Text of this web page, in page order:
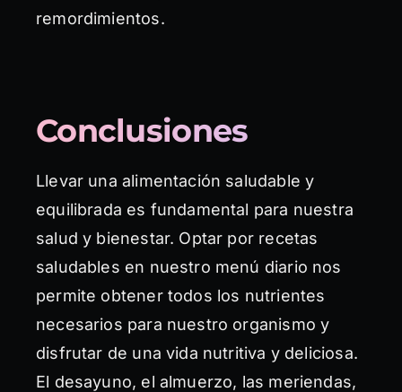
remordimientos.
Conclusiones
Llevar una alimentación saludable y
equilibrada es fundamental para nuestra
salud y bienestar. Optar por recetas
saludables en nuestro menú diario nos
permite obtener todos los nutrientes
necesarios para nuestro organismo y
disfrutar de una vida nutritiva y deliciosa.
El desayuno, el almuerzo, las meriendas,